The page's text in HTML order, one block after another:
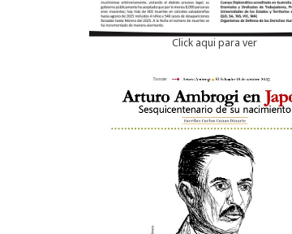
Click aqui para ver